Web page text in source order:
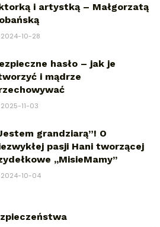
i artystką – Małgorzatą
2024-10-28
hasło – jak je
i mądrze
2025-11-03
grandziarą”! O
pasji Hani tworzącej
,,MisieMamy’’
2024-10-04